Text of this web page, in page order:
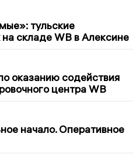
тульские
складе WB в Алексине
оказанию содействия
центра WB
начало. Оперативное